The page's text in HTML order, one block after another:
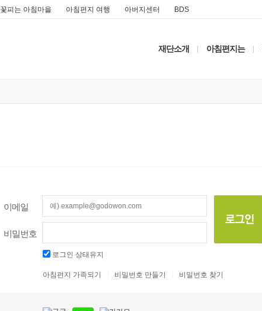
꽃피는 아침마을 아침편지 여행 아버지센터 BDS
재단소개 아침편지는
이메일
비밀번호
로그인 상태유지
아침편지 가족되기 비밀번호 만들기 비밀번호 찾기